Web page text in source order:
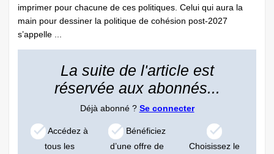
imprimer pour chacune de ces politiques. Celui qui aura la
main pour dessiner la politique de cohésion post-2027
s’appelle ...
La suite de l'article est
réservée aux abonnés...
Déjà abonné ? Se connecter
Accédez à
tous les
Bénéficiez
d’une offre de
Choisissez le